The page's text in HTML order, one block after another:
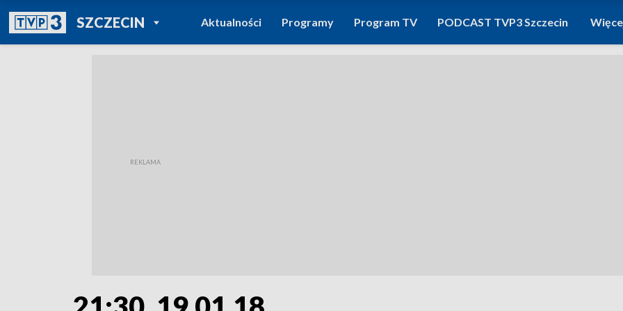
SZCZECINPOWRÓT DO
TVP REGIONY
Aktualności Programy Program TV PODCAST TVP3 Szczecin